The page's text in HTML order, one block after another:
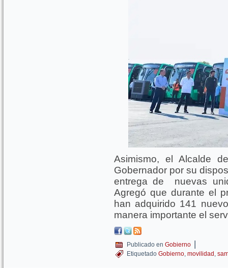
Asimismo, el Alcalde
Gobernador por su
entrega de nuevas
Agregó que durante el
han adquirido 141
manera importante el
Publicado en Gobierno |
Etiquetado Gobierno, movilidad ,